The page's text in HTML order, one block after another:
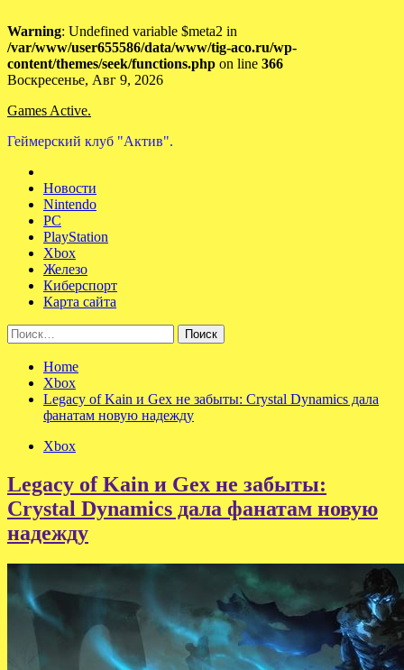
Warning: Undefined variable $meta2 in
/var/www/user655586/data/www/tig-aco.ru/wp-
content/themes/seek/functions.php on line 366
Skip
content
Воскресенье, Авг 9, 2026
Games Active.
Геймерский клуб "Актив".
Новости
Nintendo
PC
PlayStation
Xbox
Железо
Киберспорт
Карта сайта
Найти:
Home
Xbox
Legacy of Kain и Gex не забыты: Crystal Dynamics дала
фанатам новую надежду
Xbox
Legacy of Kain и Gex не забыты:
Crystal Dynamics дала фанатам новую
надежду